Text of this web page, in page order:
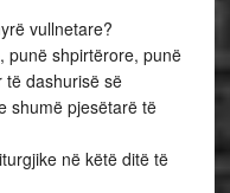
vullnetare?
punë shpirtërore, punë
të dashurisë së
shumë pjesëtarë të
në këtë ditë të